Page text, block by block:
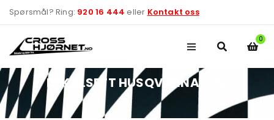
Spørsmål? Ring: 920 16 444 eller Kontakt oss
0
DEKALSETT HUSQVARNA – 32